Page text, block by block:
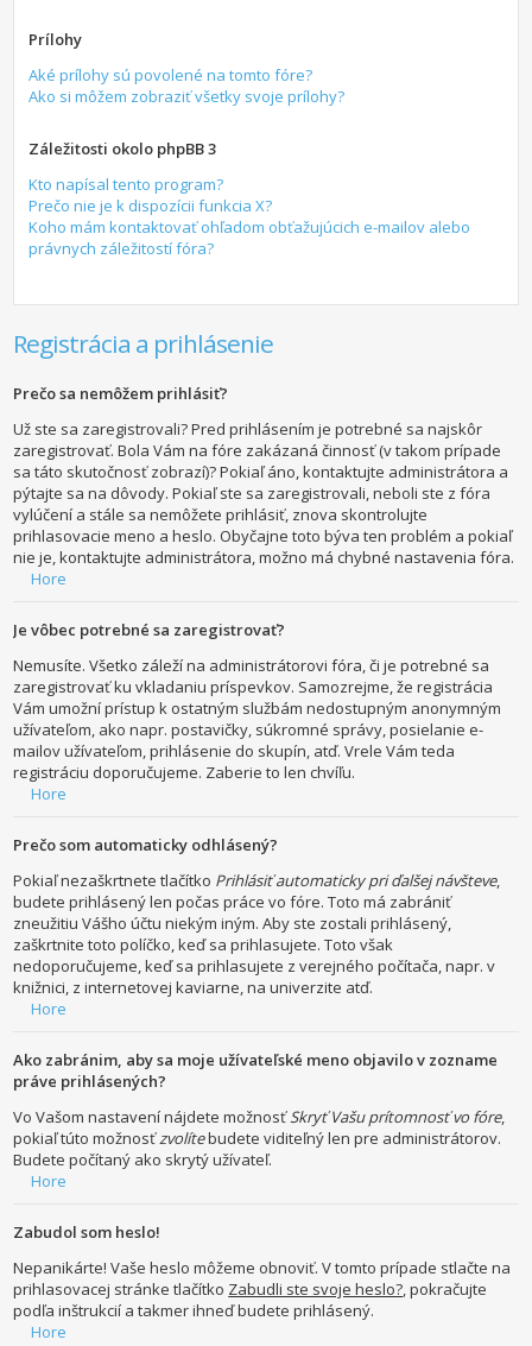
Prílohy
Aké prílohy sú povolené na tomto fóre?
Ako si môžem zobraziť všetky svoje prílohy?
Záležitosti okolo phpBB 3
Kto napísal tento program?
Prečo nie je k dispozícii funkcia X?
Koho mám kontaktovať ohľadom obťažujúcich e-mailov alebo
právnych záležitostí fóra?
Registrácia a prihlásenie
Prečo sa nemôžem prihlásiť?
Už ste sa zaregistrovali? Pred prihlásením je potrebné sa najskôr
zaregistrovať. Bola Vám na fóre zakázaná činnosť (v takom prípade
sa táto skutočnosť zobrazí)? Pokiaľ áno, kontaktujte administrátora a
pýtajte sa na dôvody. Pokiaľ ste sa zaregistrovali, neboli ste z fóra
vylúčení a stále sa nemôžete prihlásiť, znova skontrolujte
prihlasovacie meno a heslo. Obyčajne toto býva ten problém a pokiaľ
nie je, kontaktujte administrátora, možno má chybné nastavenia fóra.
Hore
Je vôbec potrebné sa zaregistrovať?
Nemusíte. Všetko záleží na administrátorovi fóra, či je potrebné sa
zaregistrovať ku vkladaniu príspevkov. Samozrejme, že registrácia
Vám umožní prístup k ostatným službám nedostupným anonymným
užívateľom, ako napr. postavičky, súkromné správy, posielanie e-
mailov užívateľom, prihlásenie do skupín, atď. Vrele Vám teda
registráciu doporučujeme. Zaberie to len chvíľu.
Hore
Prečo som automaticky odhlásený?
Pokiaľ nezaškrtnete tlačítko Prihlásiť automaticky pri ďalšej návšteve,
budete prihlásený len počas práce vo fóre. Toto má zabrániť
zneužitiu Vášho účtu niekým iným. Aby ste zostali prihlásený,
zaškrtnite toto políčko, keď sa prihlasujete. Toto však
nedoporučujeme, keď sa prihlasujete z verejného počítača, napr. v
knižnici, z internetovej kaviarne, na univerzite atď.
Hore
Ako zabránim, aby sa moje užívateľské meno objavilo v zozname
práve prihlásených?
Vo Vašom nastavení nájdete možnosťSkryť Vašu prítomnosť vo fóre,
pokiaľ túto možnosťzvolítebudete viditeľný len pre administrátorov.
Budete počítaný ako skrytý užívateľ.
Hore
Zabudol som heslo!
Nepanikárte! Vaše heslo môžeme obnoviť. V tomto prípade stlačte na
prihlasovacej stránke tlačítko Zabudli ste svoje heslo?, pokračujte
podľa inštrukcií a takmer ihneď budete prihlásený.
Hore